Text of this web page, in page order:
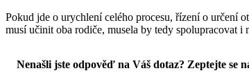
Pokud jde o urychlení celého procesu, řízení o určení
musí učinit oba rodiče, musela by tedy spolupracovat
Nenašli jste odpověď na Váš dotaz? Zeptejte se